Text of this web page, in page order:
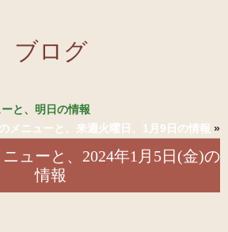
ブログ
と、明日の情報
メニューと、来週火曜日、1月9日の情報 »
ューと、2024年1月5日(金)の
情報